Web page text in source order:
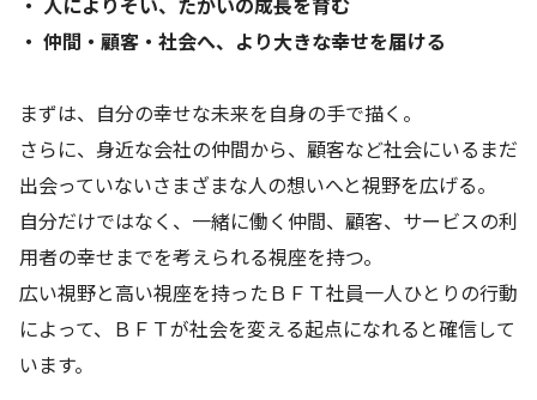
・ 仲間・顧客・社会へ、より大きな幸せを届ける
まずは、自分の幸せな未来を自身の手で描く。
さらに、身近な会社の仲間から、顧客など社会にいるまだ
出会っていないさまざまな人の想いへと視野を広げる。
自分だけではなく、一緒に働く仲間、顧客、サービスの利
用者の幸せまでを考えられる視座を持つ。
広い視野と高い視座を持ったＢＦＴ社員一人ひとりの行動
によって、ＢＦＴが社会を変える起点になれると確信して
います。